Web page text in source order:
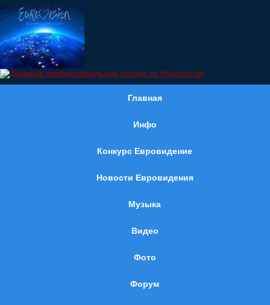
Главная
Инфо
Конкурс Евровидение
Новости Евровидения
Музыка
Видео
Фото
Форум